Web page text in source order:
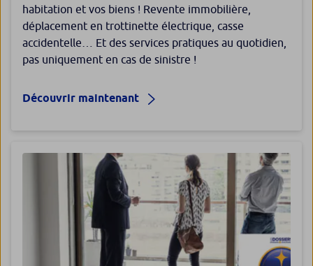
habitation et vos biens ! Revente immobilière,
déplacement en trottinette électrique, casse
accidentelle… Et des services pratiques au quotidien,
pas uniquement en cas de sinistre !
Découvrir maintenant